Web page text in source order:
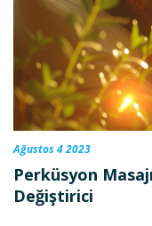
Ağustos 4 2023
Perküsyon
Değiştirici